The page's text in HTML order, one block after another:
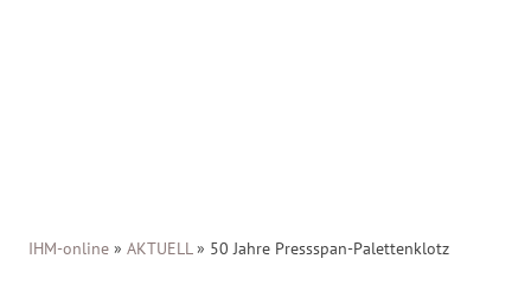
IHM-online »AKTUELL» 50 Jahre Pressspan-Palettenklotz